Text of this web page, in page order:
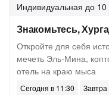
Индивидуальная до 10
Знакомьтесь,
Откройте для себя
мечеть Эль-Мина,
отель на краю мыса
Сегодня в 11:30
Завтра